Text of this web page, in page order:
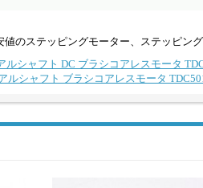
値のステッピングモーター、ステッピン
ルシャフト DC ブラシコアレスモータ
ルシャフト ブラシコアレスモータ